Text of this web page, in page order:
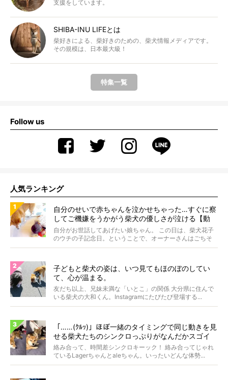
支援をしています。
SHIBA-INU LIFEとは
柴好きによる、柴好きのための、柴犬情報メディアです。
その規模は、日本最大級！
特集一覧
Follow us
人気ランキング
自分のせいで赤ちゃんを泣かせちゃった…すぐに察
してご機嫌をうかがう柴犬の優しさが泣ける【動
画】
自分がお世話してあげたい娘ちゃん。 この日は、柴犬花子
のウチの子記念日。ということで、オーナーさんはごちそ
うを...
子どもと柴犬の姿は、いつ見てもほのぼのしてい
て、心が温まる。
友だち以上、兄妹未満な「いとこ」の関係 大分県に住んで
いる柴犬の大和くん。Instagramにたびたび登場する...
「……(ｸﾙｯ)」ほぼ一緒のタイミングで同じ動きを見
せる柴犬たちのシンクロっぷりがなんだかスゴイ
絡み合って、時間差シンクロキーック！ 絡み合ってじゃれ
ているLagerちゃんとaleちゃん。いったいどんな体勢...